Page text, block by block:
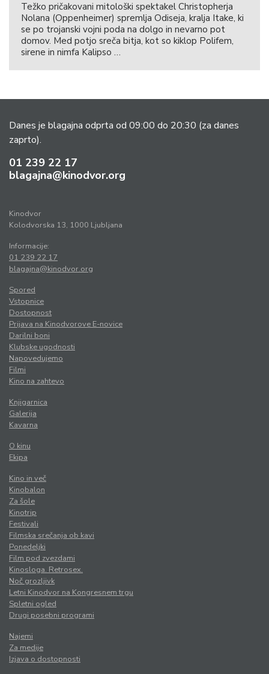
Težko pričakovani mitološki spektakel Christopherja
Nolana (Oppenheimer) spremlja Odiseja, kralja Itake, ki
se po trojanski vojni poda na dolgo in nevarno pot
domov. Med potjo sreča bitja, kot so kiklop Polifem,
sirene in nimfa Kalipso …
Danes je blagajna odprta od 09:00 do 20:30 (za danes
zaprto).
01 239 22 17
blagajna@kinodvor.org
Kinodvor
Kolodvorska 13, 1000 Ljubljana
Informacije:
01 239 22 17
blagajna@kinodvor.org
Spored
Vstopnice
Dostopnost
Prijava na Kinodvorove E-novice
Darilni boni
Klubske ugodnosti
Napovedujemo
Filmi
Kino na zahtevo
Knjigarnica
Galerija
Kavarna
O kinu
Ekipa
Kino in več
Kinobalon
Za šole
Kinotrip
Festivali
Filmska srečanja ob kavi
Ponedeljki
Film pod zvezdami
Kinosloga. Retrosex.
Noč grozljivk
Letni Kinodvor na Kongresnem trgu
Spletni ogled
Drugi posebni programi
Najemi
Za medije
Izjava o dostopnosti